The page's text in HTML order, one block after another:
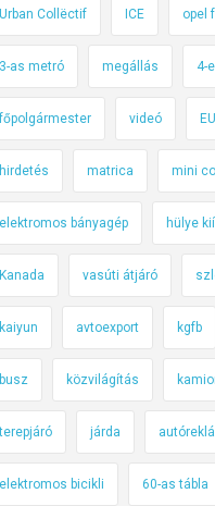
Urban Collëctif ICE opel
3-as metró megállás 4-
főpolgármester videó EU
hirdetés matrica mini
elektromos bányagép hülye
Kanada vasúti átjáró
kaiyun avtoexport kgfb
busz közvilágítás
terepjáró járda
elektromos bicikli 60-as tábla